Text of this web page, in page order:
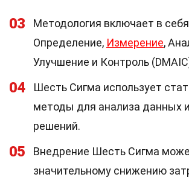
03
Методология включает в
Определение, Измерение,
Улучшение и Контроль
04
Шесть Сигма использует
методы для анализа данных
решений.
05
Внедрение Шесть Сигма
значительному снижению